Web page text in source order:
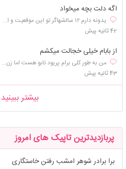
اگه دلت بچه میخواد
یدونه دارم ۱۲ سالشهاگر تو این موقعیت و ا...
42 ثانیه پیش
از بابام خیلی خجالت میکشم
من به طور کلی برام پریود تابو هست اما زن...
43 ثانیه پیش
بیشتر ببینید
پربازدیدترین تاپیک های امروز
برا برادر شوهر امشب رفتن خاستگاری